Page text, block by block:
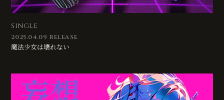
SINGLE
2025.04.09 RELEASE
魔法少女は壊れない